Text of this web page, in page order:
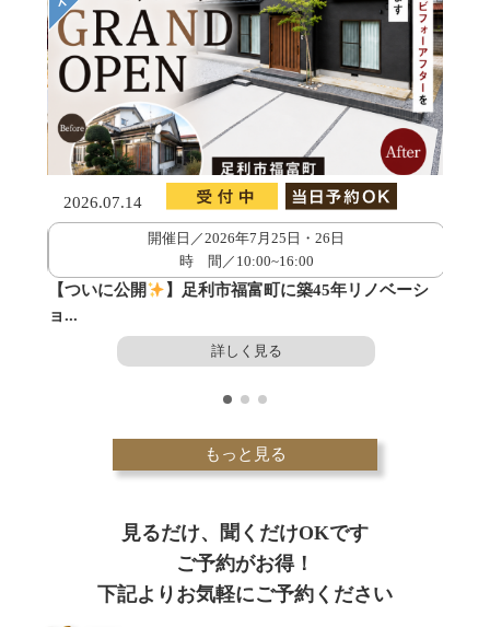
2026.07.14
開催日／2026年7月25日・26日
時 間／10:00~16:00
【ついに公開
】足利市福富町に築45年リノベーシ
ョ...
詳しく見る
もっと見る
見るだけ、聞くだけOKです
ご予約がお得！
下記よりお気軽にご予約ください